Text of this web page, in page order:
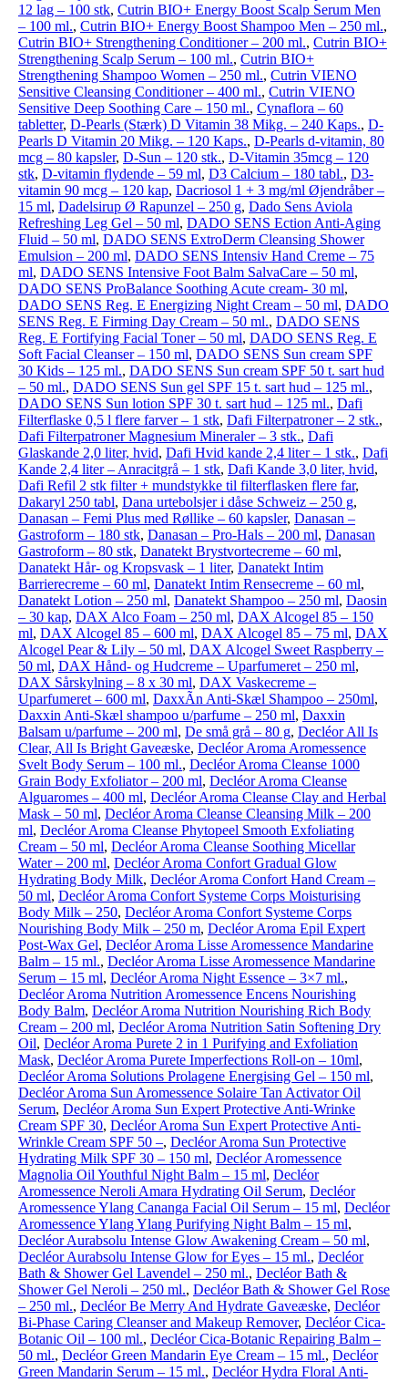
12 lag – 100 stk, Cutrin BIO+ Energy Boost Scalp Serum Men
– 100 ml., Cutrin BIO+ Energy Boost Shampoo Men – 250 ml.,
Cutrin BIO+ Strengthening Conditioner – 200 ml., Cutrin BIO+
Strengthening Scalp Serum – 100 ml., Cutrin BIO+
Strengthening Shampoo Women – 250 ml., Cutrin VIENO
Sensitive Cleansing Conditioner – 400 ml., Cutrin VIENO
Sensitive Deep Soothing Care – 150 ml., Cynaflora – 60
tabletter, D-Pearls (Stærk) D Vitamin 38 Mikg. – 240 Kaps., D-
Pearls D Vitamin 20 Mikg. – 120 Kaps., D-Pearls d-vitamin, 80
mcg – 80 kapsler, D-Sun – 120 stk., D-Vitamin 35mcg – 120
stk, D-vitamin flydende – 59 ml, D3 Calcium – 180 tabl., D3-
vitamin 90 mcg – 120 kap, Dacriosol 1 + 3 mg/ml Øjendråber –
15 ml, Dadelsirup Ø Rapunzel – 250 g, Dado Sens Aviola
Refreshing Leg Gel – 50 ml, DADO SENS Ection Anti-Aging
Fluid – 50 ml, DADO SENS ExtroDerm Cleansing Shower
Emulsion – 200 ml, DADO SENS Intensiv Hand Creme – 75
ml, DADO SENS Intensive Foot Balm SalvaCare – 50 ml,
DADO SENS ProBalance Soothing Acute cream- 30 ml,
DADO SENS Reg. E Energizing Night Cream – 50 ml, DADO
SENS Reg. E Firming Day Cream – 50 ml., DADO SENS
Reg. E Fortifying Facial Toner – 50 ml, DADO SENS Reg. E
Soft Facial Cleanser – 150 ml, DADO SENS Sun cream SPF
30 Kids – 125 ml., DADO SENS Sun cream SPF 50 t. sart hud
– 50 ml., DADO SENS Sun gel SPF 15 t. sart hud – 125 ml.,
DADO SENS Sun lotion SPF 30 t. sart hud – 125 ml., Dafi
Filterflaske 0,5 l flere farver – 1 stk, Dafi Filterpatroner – 2 stk.,
Dafi Filterpatroner Magnesium Mineraler – 3 stk., Dafi
Glaskande 2,0 liter, hvid, Dafi Hvid kande 2,4 liter – 1 stk., Dafi
Kande 2,4 liter – Anracitgrå – 1 stk, Dafi Kande 3,0 liter, hvid,
Dafi Refil 2 stk filter + mundstykke til filterflasken flere far,
Dakaryl 250 tabl, Dana urtebolsjer i dåse Schweiz – 250 g,
Danasan – Femi Plus med Røllike – 60 kapsler, Danasan –
Gastroform – 180 stk, Danasan – Pro-Hals – 200 ml, Danasan
Gastroform – 80 stk, Danatekt Brystvortecreme – 60 ml,
Danatekt Hår- og Kropsvask – 1 liter, Danatekt Intim
Barrierecreme – 60 ml, Danatekt Intim Rensecreme – 60 ml,
Danatekt Lotion – 250 ml, Danatekt Shampoo – 250 ml, Daosin
– 30 kap, DAX Alco Foam – 250 ml, DAX Alcogel 85 – 150
ml, DAX Alcogel 85 – 600 ml, DAX Alcogel 85 – 75 ml, DAX
Alcogel Pear & Lily – 50 ml, DAX Alcogel Sweet Raspberry –
50 ml, DAX Hånd- og Hudcreme – Uparfumeret – 250 ml,
DAX Sårskylning – 8 x 30 ml, DAX Vaskecreme –
Uparfumeret – 600 ml, DaxxÃ­n Anti-Skæl Shampoo – 250ml,
Daxxin Anti-Skæl shampoo u/parfume – 250 ml, Daxxin
Balsam u/parfume – 200 ml, De små grå – 80 g, Decléor All Is
Clear, All Is Bright Gaveæske, Decléor Aroma Aromessence
Svelt Body Serum – 100 ml., Decléor Aroma Cleanse 1000
Grain Body Exfoliator – 200 ml, Decléor Aroma Cleanse
Alguaromes – 400 ml, Decléor Aroma Cleanse Clay and Herbal
Mask – 50 ml, Decléor Aroma Cleanse Cleansing Milk – 200
ml, Decléor Aroma Cleanse Phytopeel Smooth Exfoliating
Cream – 50 ml, Decléor Aroma Cleanse Soothing Micellar
Water – 200 ml, Decléor Aroma Confort Gradual Glow
Hydrating Body Milk, Decléor Aroma Confort Hand Cream –
50 ml, Decléor Aroma Confort Systeme Corps Moisturising
Body Milk – 250, Decléor Aroma Confort Systeme Corps
Nourishing Body Milk – 250 m, Decléor Aroma Epil Expert
Post-Wax Gel, Decléor Aroma Lisse Aromessence Mandarine
Balm – 15 ml., Decléor Aroma Lisse Aromessence Mandarine
Serum – 15 ml, Decléor Aroma Night Essence – 3×7 ml.,
Decléor Aroma Nutrition Aromessence Encens Nourishing
Body Balm, Decléor Aroma Nutrition Nourishing Rich Body
Cream – 200 ml, Decléor Aroma Nutrition Satin Softening Dry
Oil, Decléor Aroma Purete 2 in 1 Purifying and Exfoliation
Mask, Decléor Aroma Purete Imperfections Roll-on – 10ml,
Decléor Aroma Solutions Prolagene Energising Gel – 150 ml,
Decléor Aroma Sun Aromessence Solaire Tan Activator Oil
Serum, Decléor Aroma Sun Expert Protective Anti-Wrinke
Cream SPF 30, Decléor Aroma Sun Expert Protective Anti-
Wrinkle Cream SPF 50 –, Decléor Aroma Sun Protective
Hydrating Milk SPF 30 – 150 ml, Decléor Aromessence
Magnolia Oil Youthful Night Balm – 15 ml, Decléor
Aromessence Neroli Amara Hydrating Oil Serum, Decléor
Aromessence Ylang Cananga Facial Oil Serum – 15 ml, Decléor
Aromessence Ylang Ylang Purifying Night Balm – 15 ml,
Decléor Aurabsolu Intense Glow Awakening Cream – 50 ml,
Decléor Aurabsolu Intense Glow for Eyes – 15 ml., Decléor
Bath & Shower Gel Lavendel – 250 ml., Decléor Bath &
Shower Gel Neroli – 250 ml., Decléor Bath & Shower Gel Rose
– 250 ml., Decléor Be Merry And Hydrate Gaveæske, Decléor
Bi-Phase Caring Cleanser and Makeup Remover, Decléor Cica-
Botanic Oil – 100 ml., Decléor Cica-Botanic Repairing Balm –
50 ml., Decléor Green Mandarin Eye Cream – 15 ml., Decléor
Green Mandarin Serum – 15 ml., Decléor Hydra Floral Anti-